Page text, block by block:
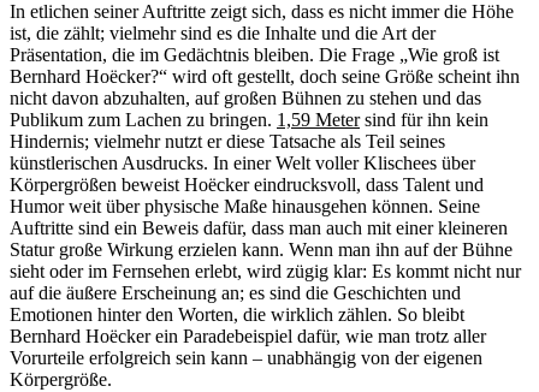
In etlichen seiner Auftritte zeigt sich, dass es nicht immer die Höhe
ist, die zählt; vielmehr sind es die Inhalte und die Art der
Präsentation, die im Gedächtnis bleiben. Die Frage „Wie groß ist
Bernhard Hoëcker?“ wird oft gestellt, doch seine Größe scheint ihn
nicht davon abzuhalten, auf großen Bühnen zu stehen und das
Publikum zum Lachen zu bringen. 1,59 Metersind für ihn kein
Hindernis; vielmehr nutzt er diese Tatsache als Teil seines
künstlerischen Ausdrucks. In einer Welt voller Klischees über
Körpergrößen beweist Hoëcker eindrucksvoll, dass Talent und
Humor weit über physische Maße hinausgehen können. Seine
Auftritte sind ein Beweis dafür, dass man auch mit einer kleineren
Statur große Wirkung erzielen kann. Wenn man ihn auf der Bühne
sieht oder im Fernsehen erlebt, wird zügig klar: Es kommt nicht nur
auf die äußere Erscheinung an; es sind die Geschichten und
Emotionen hinter den Worten, die wirklich zählen. So bleibt
Bernhard Hoëcker ein Paradebeispiel dafür, wie man trotz aller
Vorurteile erfolgreich sein kann – unabhängig von der eigenen
Körpergröße.